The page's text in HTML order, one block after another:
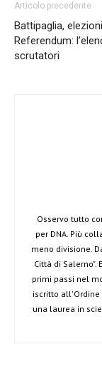
Articolo precedente
Battipaglia,
Referendum:
scrutatori
Osservo tutto
per DNA. Più
meno divisione.
Città di Salerno".
primi passi nel
iscritto all'Ordine
una laurea in